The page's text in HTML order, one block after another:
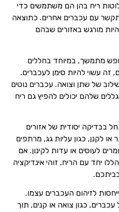
ריח בהן הם משתמשים כדי
עם עכברים אחרים. כתוצאה
מורגש באזורים שבהם
מתמשך, במיוחד בחללים
עשוי להיות סימן לעכברים.
של שתן וצואה. עכברים נוטים
שלהם יכולים להפיץ גם ריח
בבדיקה יסודית של אזורים
לקנן, כגון עליות גג, מרתפים
לעוסים או עדות לקינון. אם
יחד עם הריח, זוהי אינדיקציה
לזיהום העכברים עצמו.
כגון צואה או קנים, תוך